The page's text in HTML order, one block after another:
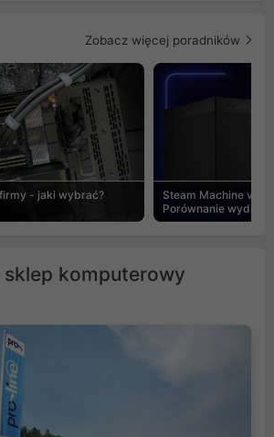
Zobacz więcej poradników
- jaki wybrać?
Steam Machine vs
Porównanie
komputerowy